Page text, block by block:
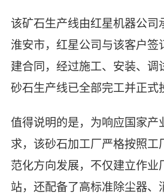
该矿石生产线由红星机器公司
淮安市，红星公司与该客户签
建合同，经过施工、安装、调
砂石生产线已全部完工并正式
值得说明的是，为响应国家产
求，该砂石加工厂严格按照工
范化方向发展，不仅建立作业
站，还配备了高标准除尘器、